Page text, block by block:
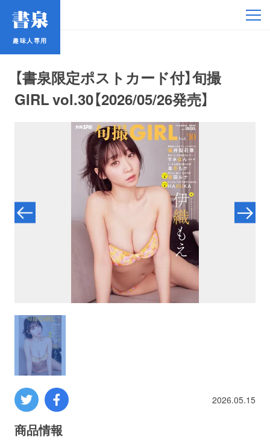
趣味人専用
【書泉限定ポストカード付】旬撮
GIRL vol.30【2026/05/26発売】
2026.05.15
商品情報
趣味人専用
鉄道・バス
コミック・ラノベ
数学
コンピューター
ミリタリー
その他